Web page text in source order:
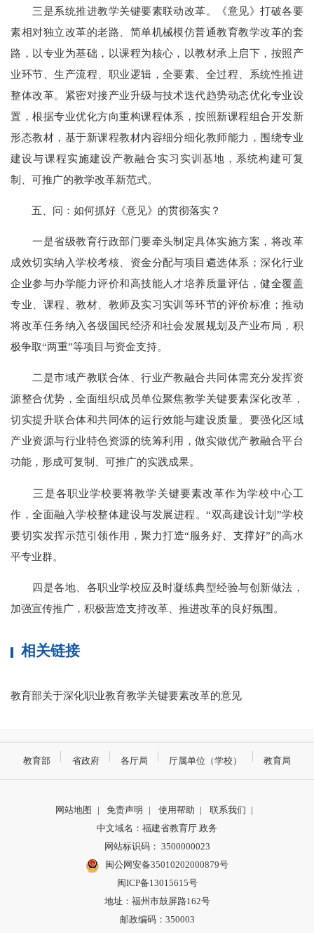
三是系统推进教学关键要素联动改革。《意见》打破各要
素相对独立改革的老路、简单机械模仿普通教育教学改革的套
路，以专业为基础，以课程为核心，以教材承上启下，按照产
业环节、生产流程、职业逻辑，全要素、全过程、系统性推进
整体改革。紧密对接产业升级与技术迭代趋势动态优化专业设
置，根据专业优化方向重构课程体系，按照新课程组合开发新
形态教材，基于新课程教材内容细分细化教师能力，围绕专业
建设与课程实施建设产教融合实习实训基地，系统构建可复
制、可推广的教学改革新范式。
五、问：如何抓好《意见》的贯彻落实？
一是省级教育行政部门要牵头制定具体实施方案，将改革
成效切实纳入学校考核、资金分配与项目遴选体系；深化行业
企业参与办学能力评价和高技能人才培养质量评估，健全覆盖
专业、课程、教材、教师及实习实训等环节的评价标准；推动
将改革任务纳入各级国民经济和社会发展规划及产业布局，积
极争取“两重”等项目与资金支持。
二是市域产教联合体、行业产教融合共同体需充分发挥资
源整合优势，全面组织成员单位聚焦教学关键要素深化改革，
切实提升联合体和共同体的运行效能与建设质量。要强化区域
产业资源与行业特色资源的统筹利用，做实做优产教融合平台
功能，形成可复制、可推广的实践成果。
三是各职业学校要将教学关键要素改革作为学校中心工
作，全面融入学校整体建设与发展进程。“双高建设计划”学校
要切实发挥示范引领作用，聚力打造“服务好、支撑好”的高水
平专业群。
四是各地、各职业学校应及时凝练典型经验与创新做法，
加强宣传推广，积极营造支持改革、推进改革的良好氛围。
相关链接
教育部关于深化职业教育教学关键要素改革的意见
教育部 省政府 各厅局 厅属单位（学校） 教育局
网站地图 | 免责声明 | 使用帮助 | 联系我们 |
中文域名：福建省教育厅.政务
网站标识码： 3500000023
闽公网安备35010202000879号
闽ICP备13015615号
地址：福州市鼓屏路162号
邮政编码：350003